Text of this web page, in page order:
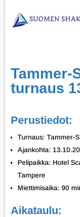
Tammer-
turnaus
Perustiedot:
Turnaus: Tammer-
Ajankohta:
Pelipaikka: Hotel
Tampere
Miettimisaika: 90
Aikataulu: